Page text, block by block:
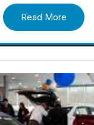
Read More